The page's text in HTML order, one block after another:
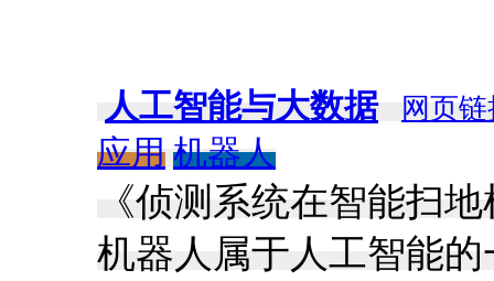
人工智能与大数据 网页
应用 机器人
《侦测系统在智能扫
机器人属于人工智能